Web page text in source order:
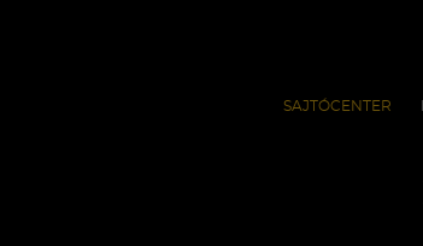
SAJTÓCENTER